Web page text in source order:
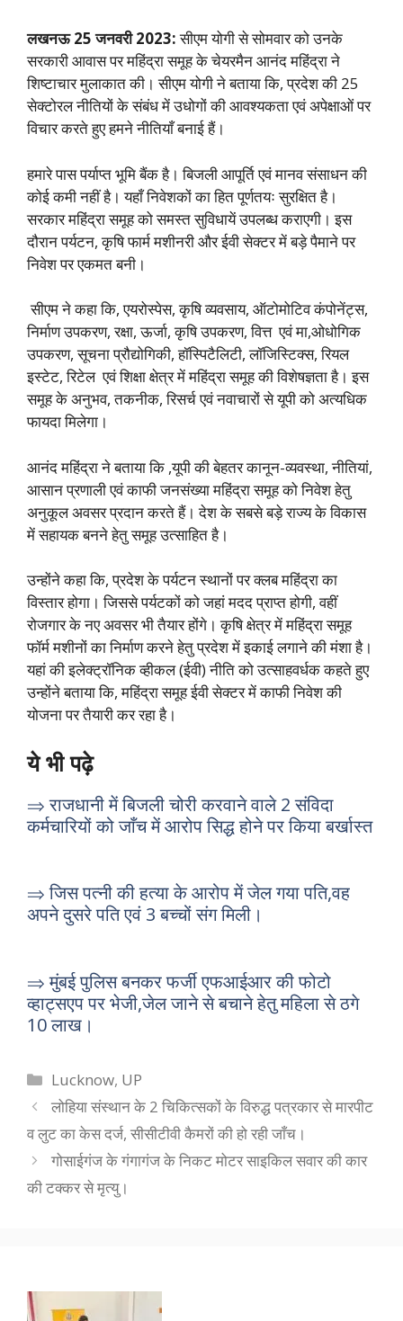
लखनऊ 25 जनवरी 2023:सीएम योगी से सोमवार को उनके
सरकारी आवास पर महिंद्रा समूह के चेयरमैन आनंद महिंद्रा ने
शिष्टाचार मुलाकात की।सीएम योगी ने बताया कि, प्रदेश की 25
सेक्टोरल नीतियों के संबंध में उधोगों की आवश्यकता एवं अपेक्षाओं पर
विचार करते हुए हमने नीतियाँ बनाई हैं।
हमारे पास पर्याप्त भूमि बैंक है। बिजली आपूर्ति एवं मानव संसाधन की
कोई कमी नहीं है। यहाँ निवेशकों का हित पूर्णतयः सुरक्षित है।
सरकार महिंद्रा समूह को समस्त सुविधायें उपलब्ध कराएगी। इस
दौरान पर्यटन, कृषि फार्म मशीनरी और ईवी सेक्टर में बड़े पैमाने पर
निवेश पर एकमत बनी।
सीएम ने कहा कि, एयरोस्पेस, कृषि व्यवसाय, ऑटोमोटिव कंपोनेंट्स,
निर्माण उपकरण, रक्षा, ऊर्जा, कृषि उपकरण, वित्त एवं मा,ओधोगिक
उपकरण, सूचना प्रौद्योगिकी, हॉस्पिटैलिटी, लॉजिस्टिक्स, रियल
इस्टेट, रिटेल एवं शिक्षा क्षेत्र में महिंद्रा समूह की विशेषज्ञता है। इस
समूह के अनुभव, तकनीक, रिसर्च एवं नवाचारों से यूपी को अत्यधिक
फायदा मिलेगा।
आनंद महिंद्रा ने बताया कि ,यूपी की बेहतर कानून-व्यवस्था, नीतियां,
आसान प्रणाली एवं काफी जनसंख्या महिंद्रा समूह को निवेश हेतु
अनुकूल अवसर प्रदान करते हैं। देश के सबसे बड़े राज्य के विकास
में सहायक बनने हेतु समूह उत्साहित है।
उन्होंने कहा कि, प्रदेश के पर्यटन स्थानों पर क्लब महिंद्रा का
विस्तार होगा। जिससे पर्यटकों को जहां मदद प्राप्त होगी, वहीं
रोजगार के नए अवसर भी तैयार होंगे। कृषि क्षेत्र में महिंद्रा समूह
फॉर्म मशीनों का निर्माण करने हेतु प्रदेश में इकाई लगाने की मंशा है।
यहां की इलेक्ट्रॉनिक व्हीकल (ईवी) नीति को उत्साहवर्धक कहते हुए
उन्होंने बताया कि, महिंद्रा समूह ईवी सेक्टर में काफी निवेश की
योजना पर तैयारी कर रहा है।
ये भी पढ़े
⇒ राजधानी में बिजली चोरी करवाने वाले 2 संविदा
कर्मचारियों को जाँच में आरोप सिद्ध होने पर किया बर्खास्त
⇒ जिस पत्नी की हत्या के आरोप में जेल गया पति,वह
अपने दुसरे पति एवं 3 बच्चों संग मिली।
⇒ मुंबई पुलिस बनकर फर्जी एफआईआर की फोटो
व्हाट्सएप पर भेजी,जेल जाने से बचाने हेतु महिला से ठगे
10 लाख।
Categories
Lucknow, UP
लोहिया संस्थान के 2 चिकित्सकों के विरुद्ध पत्रकार से मारपीट
व लुट का केस दर्ज, सीसीटीवी कैमरों की हो रही जाँच।
गोसाईगंज के गंगागंज के निकट मोटर साइकिल सवार की कार
की टक्कर से मृत्यु।